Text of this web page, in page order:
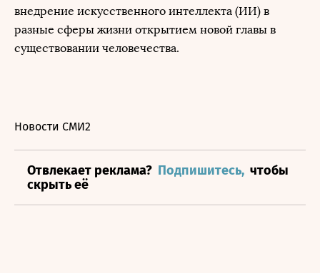
внедрение искусственного интеллекта (ИИ) в
разные сферы жизни открытием новой главы в
существовании человечества.
Новости СМИ2
Отвлекает реклама? Подпишитесь, чтобы
скрыть её